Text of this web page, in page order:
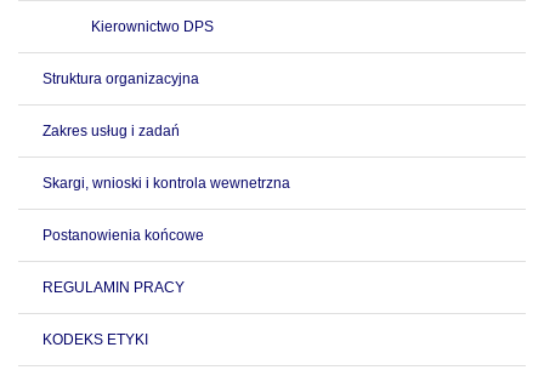
Kierownictwo DPS
Struktura organizacyjna
Zakres usług i zadań
Skargi, wnioski i kontrola wewnetrzna
Postanowienia końcowe
REGULAMIN PRACY
KODEKS ETYKI